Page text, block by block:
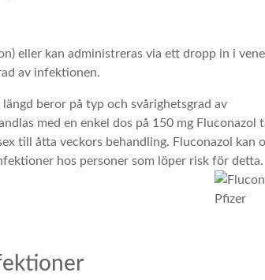
eller kan administreras via ett dropp in i
av infektionen.
beror på typ och svårighetsgrad av
med en enkel dos på 150 mg Fluconazol
till åtta veckors behandling. Fluconazol kan
hos personer som löper risk för detta.